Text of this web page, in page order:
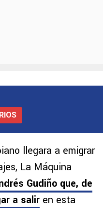
llegara a emigrar
La Máquina
Gudiño que, de
a salir en esta